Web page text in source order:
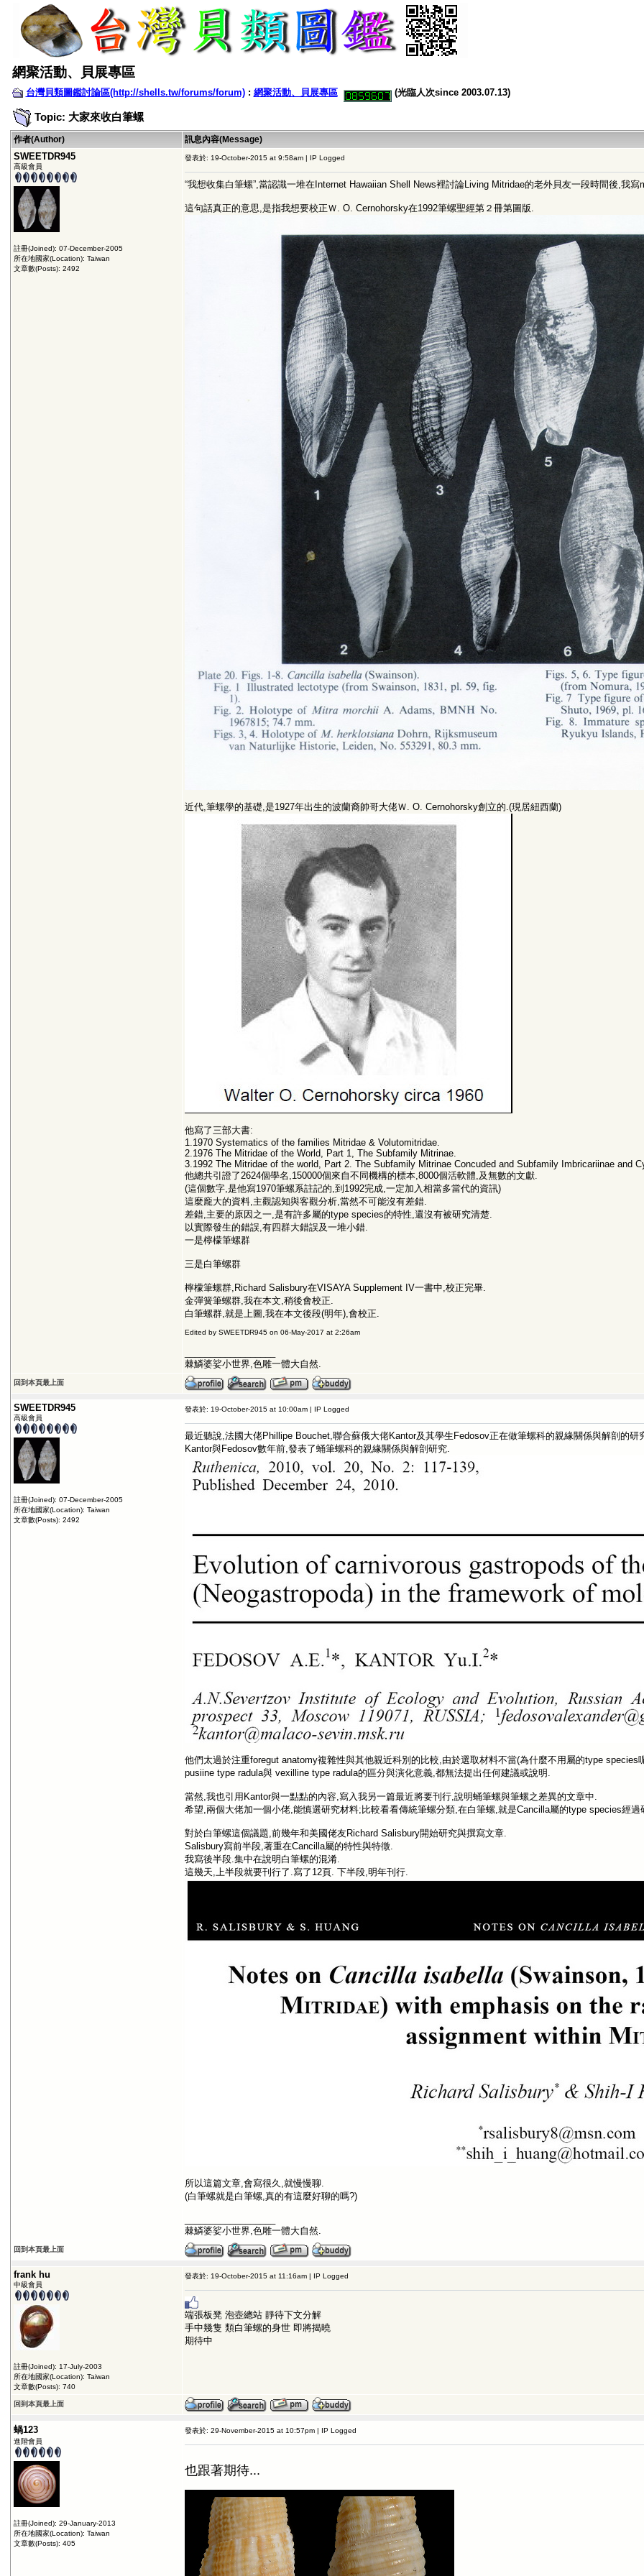
網聚活動、貝展專區
台灣貝類圖鑑討論區(http://shells.tw/forums/forum): 網聚活動、貝展專區 (光臨人次since 2003.07.13)
Topic: 大家來收白筆螺
作者(Author) 訊息內容(Message)
SWEETDR945
高級會員
註冊(Joined): 07-December-2005
所在地國家(Location): Taiwan
文章數(Posts): 2492
發表於: 19-October-2015 at 9:58am | IP Logged
“我想收集白筆螺”,當認識一堆在Internet Hawaiian Shell News裡討論Living Mitridae的老外貝友一段時間後,我寫
這句話真正的意思,是指我想要校正Ｗ. O. Cernohorsky在1992筆螺聖經第２冊第圖版.
近代,筆螺學的基礎,是1927年出生的波蘭裔帥哥大佬Ｗ. O. Cernohorsky創立的.(現居紐西蘭)
他寫了三部大書:
1.1970 Systematics of the families Mitridae & Volutomitridae.
2.1976 The Mitridae of the World, Part 1, The Subfamily Mitrinae.
3.1992 The Mitridae of the world, Part 2. The Subfamily Mitrinae Concuded and Subfamily Imbricariinae and
他總共引證了2624個學名,150000個來自不同機構的標本,8000個活軟體,及無數的文獻.
(這個數字,是他寫1970筆螺系註記的,到1992完成,一定加入相當多當代的資訊)
這麼龐大的資料,主觀認知與客觀分析,當然不可能沒有差錯.
差錯,主要的原因之一,是有許多屬的type species的特性,還沒有被研究清楚.
以實際發生的錯誤,有四群大錯誤及一堆小錯.
一是檸檬筆螺群
三是白筆螺群
檸檬筆螺群,Richard Salisbury在VISAYA Supplement IV一書中,校正完畢.
金彈簧筆螺群,我在本文,稍後會校正.
白筆螺群,就是上圖,我在本文後段(明年),會校正.
Edited by SWEETDR945 on 06-May-2017 at 2:26am
棘鱗婆娑小世界,色雕一體大自然.
回到本頁最上面
SWEETDR945
高級會員
註冊(Joined): 07-December-2005
所在地國家(Location): Taiwan
文章數(Posts): 2492
發表於: 19-October-2015 at 10:00am | IP Logged
最近聽說,法國大佬Phillipe Bouchet,聯合蘇俄大佬Kantor及其學生Fedosov正在做筆螺科的親緣關係與解剖的研
Kantor與Fedosov數年前,發表了蛹筆螺科的親緣關係與解剖研究.
他們太過於注重foregut anatomy複雜性與其他親近科別的比較,由於選取材料不當(為什麼不用屬的type
pusiine type radula與 vexilline type radula的區分與演化意義,都無法提出任何建議或說明.
當然,我也引用Kantor與一點點的內容,寫入我另一篇最近將要刊行,說明蛹筆螺與筆螺之差異的文章中.
希望,兩個大佬加一個小佬,能慎選研究材料;比較看看傳統筆螺分類,在白筆螺,就是Cancilla屬的type species經
對於白筆螺這個議題,前幾年和美國佬友Richard Salisbury開始研究與撰寫文章.
Salisbury寫前半段,著重在Cancilla屬的特性與特徵.
我寫後半段.集中在說明白筆螺的混淆.
這幾天,上半段就要刊行了.寫了12頁. 下半段,明年刊行.
所以這篇文章,會寫很久,就慢慢聊.
(白筆螺就是白筆螺,真的有這麼好聊的嗎?)
棘鱗婆娑小世界,色雕一體大自然.
回到本頁最上面
frank hu
中級會員
註冊(Joined): 17-July-2003
所在地國家(Location): Taiwan
文章數(Posts): 740
發表於: 19-October-2015 at 11:16am | IP Logged
端張板凳 泡壺總站 靜待下文分解
手中幾隻 類白筆螺的身世 即將揭曉
期待中
回到本頁最上面
蝸123
進階會員
註冊(Joined): 29-January-2013
所在地國家(Location): Taiwan
文章數(Posts): 405
發表於: 29-November-2015 at 10:57pm | IP Logged
也跟著期待...